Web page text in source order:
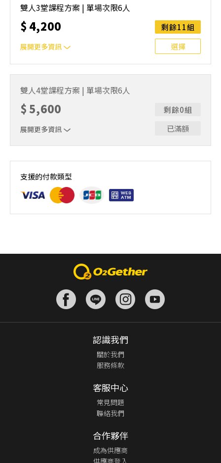
邀請親友一同報名參加，一起精進匹克球基本功！ 如人數
未達開班門檻，或因天候不佳無法如期舉行，POA將視情況
安排延期或併班處理。 ⚠️ 報名完成後，如因天候因素無法
上課，僅提供課程延期選項，恕不退費，請參閱【報名與課
程異動規則】。報名後視為您已同意上述規則。
雙人3堂課程方案 | 單場次限6人
$ 4,200
展開更多資訊
剩餘11組
選擇
邀請親友一同報名參加，一起精進匹克球基本功！ 如人數
未達開班門檻，或因天候不佳無法如期舉行，POA將視情況
安排延期或併班處理。 ⚠️ 報名完成後，如因天候因素無法
上課，僅提供課程延期選項，恕不退費，請參閱【報名與課
程異動規則】。報名後視為您已同意上述規則。
雙人4堂課程方案 | 單場次限6人
$5,600
展開更多資訊
剩餘0組
已滿額
｜雙人報名方案說明｜本課程採4人開班，6人滿班制。歡迎
未達開班門檻，或因天候不佳無法如期舉行，POA將視情況
安排延期或併班處理。 ⚠️ 報名完成後，如因天候因素無法
上課，僅提供課程延期選項，恕不退費，請參閱【報名與課
支援的付款類型
認識我們
關於我們
服務條款
客服中心
常見問題
聯絡我們
合作夥伴
成為供應商
供應商登入